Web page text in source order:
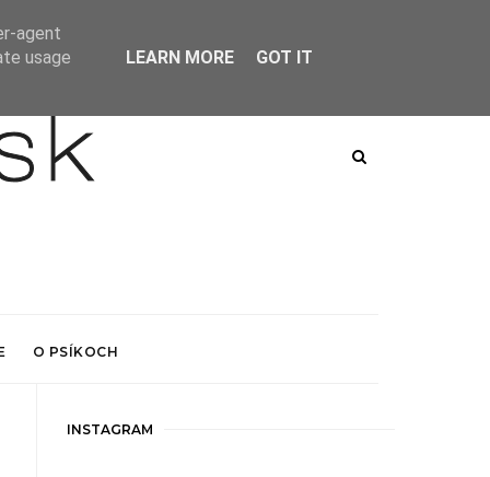
O PSÍKOCH
INSTAGRAM
agent
usage
LEARN MORE GOT IT